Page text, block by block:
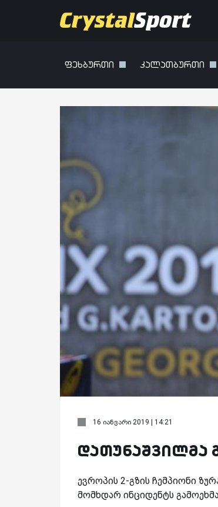
ფეხბურთი კალათბურთი
16 იანვარი 2019 | 14:21
დათუნაშვილმა
ევროპის 2-გზის ჩემპიონი
მომხდარ ინციდენტს